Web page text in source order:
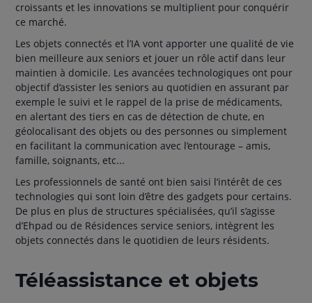
croissants et les innovations se multiplient pour conquérir
ce marché.
Les objets connectés et l’IA vont apporter une qualité de vie
bien meilleure aux seniors et jouer un rôle actif dans leur
maintien à domicile. Les avancées technologiques ont pour
objectif d’assister les seniors au quotidien en assurant par
exemple le suivi et le rappel de la prise de médicaments,
en alertant des tiers en cas de détection de chute, en
géolocalisant des objets ou des personnes ou simplement
en facilitant la communication avec l’entourage – amis,
famille, soignants, etc...
Les professionnels de santé ont bien saisi l’intérêt de ces
technologies qui sont loin d’être des gadgets pour certains.
De plus en plus de structures spécialisées, qu’il s’agisse
d’Ehpad ou de Résidences service seniors, intègrent les
objets connectés dans le quotidien de leurs résidents.
Téléassistance et objets